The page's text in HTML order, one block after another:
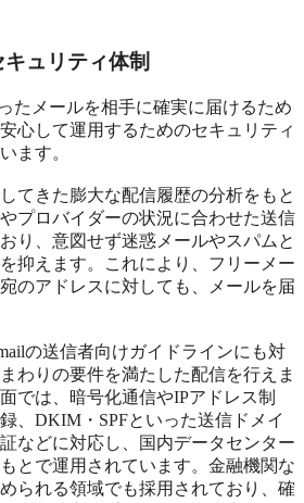
ュリティ体制
たメールを相手に確実に届けるため
心して運用するためのセキュリティ
ます。
てきた膨大な配信履歴の分析をもと
プロバイダーの状況に合わせた送信
り、意図せず迷惑メールやスパムと
抑えます。これにより、フリーメー
のアドレスに対しても、メールを届
の送信者向けガイドラインにも対
わりの要件を満たした配信を行えま
では、暗号化通信やIPアドレス制
、DKIM・SPFといった送信ドメイ
などに対応し、国内データセンター
とで運用されています。金融機関な
られる領域でも採用されており、確